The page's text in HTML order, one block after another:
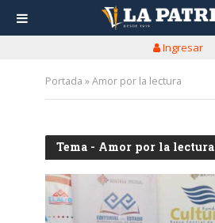
Ingresar
Portada »Amor por la lectura
Tema - Amor por la lectura